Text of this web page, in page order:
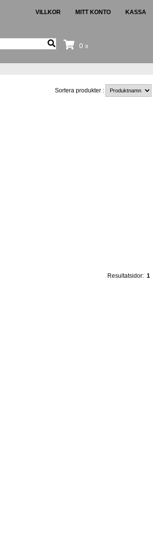
VILLKOR MITT KONTO KASSA
0 x
Sortera produkter :
Resultatsidor: 1